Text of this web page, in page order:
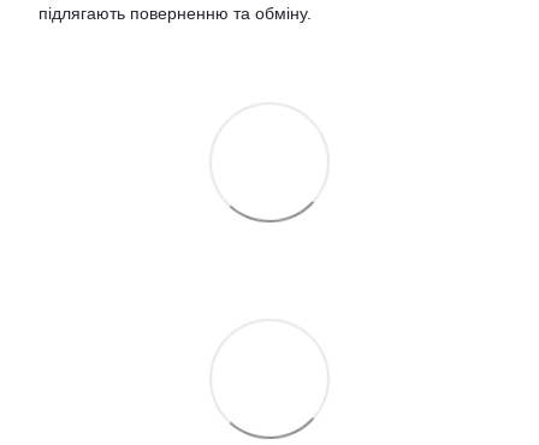
підлягають поверненню та обміну.